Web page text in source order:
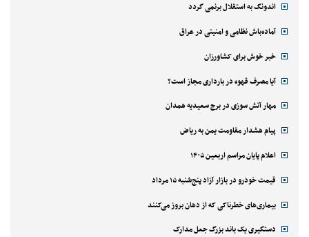
اندونگ به استقلال برنمی گردد
آماده‌باش نظامی و امنیتی در عراق
خبر خوش برای کشاورزان
آیا مصرف قهوه در بارداری مجاز است؟
مهار آتش سوزی در برج سعیدیه همدان
پیام هشدار مقاومت یمن به ریاض
اعلام پایان مراسم اربعین ۱۴۰۵
قیمت خودرو در بازار آزاد پنج‌شنبه ۱۵ مرداد
بیماری‌های خطرناکی که از دهان بروز می‌کنند
دستگیری یک باند بزرگ جعل مدارک